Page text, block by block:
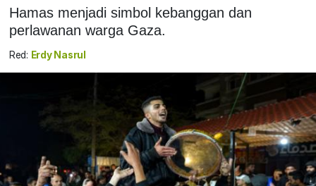
Hamas menjadi simbol kebanggan dan
perlawanan warga Gaza.
Red: Erdy Nasrul